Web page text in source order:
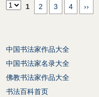
1 2 3 4 ››
中国书法家作品大全
中国书法家名录大全
佛教书法家作品大全
书法百科首页